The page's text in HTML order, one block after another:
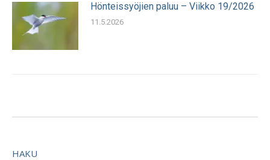
Hönteissyöjien paluu – Viikko 19/2026
11.5.2026
HAKU